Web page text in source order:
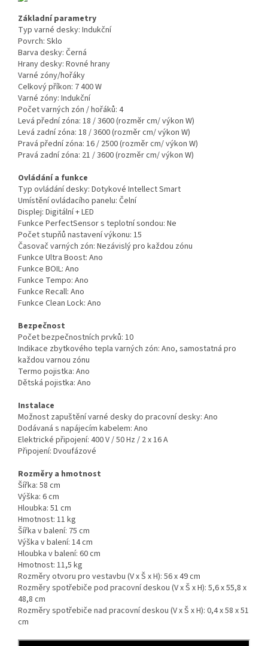
Základní parametry
Typ varné desky: Indukční
Povrch: Sklo
Barva desky: Černá
Hrany desky: Rovné hrany
Varné zóny/hořáky
Celkový příkon: 7 400 W
Varné zóny: Indukční
Počet varných zón / hořáků: 4
Levá přední zóna: 18 / 3600 (rozměr cm/ výkon W)
Levá zadní zóna: 18 / 3600 (rozměr cm/ výkon W)
Pravá přední zóna: 16 / 2500 (rozměr cm/ výkon W)
Pravá zadní zóna: 21 / 3600 (rozměr cm/ výkon W)
Ovládání a funkce
Typ ovládání desky: Dotykové Intellect Smart
Umístění ovládacího panelu: Čelní
Displej: Digitální + LED
Funkce PerfectSensor s teplotní sondou: Ne
Počet stupňů nastavení výkonu: 15
Časovač varných zón: Nezávislý pro každou zónu
Funkce Ultra Boost: Ano
Funkce BOIL: Ano
Funkce Tempo: Ano
Funkce Recall: Ano
Funkce Clean Lock: Ano
Bezpečnost
Počet bezpečnostních prvků: 10
Indikace zbytkového tepla varných zón: Ano, samostatná pro
každou varnou zónu
Termo pojistka: Ano
Dětská pojistka: Ano
Instalace
Možnost zapuštění varné desky do pracovní desky: Ano
Dodávaná s napájecím kabelem: Ano
Elektrické připojení: 400 V / 50 Hz / 2 x 16 A
Připojení: Dvoufázové
Rozměry a hmotnost
Šířka: 58 cm
Výška: 6 cm
Hloubka: 51 cm
Hmotnost: 11 kg
Šířka v balení: 75 cm
Výška v balení: 14 cm
Hloubka v balení: 60 cm
Hmotnost: 11,5 kg
Rozměry otvoru pro vestavbu (V x Š x H): 56 x 49 cm
Rozměry spotřebiče pod pracovní deskou (V x Š x H): 5,6 x 55,8 x
48,8 cm
Rozměry spotřebiče nad pracovní deskou (V x Š x H): 0,4 x 58 x 51
cm